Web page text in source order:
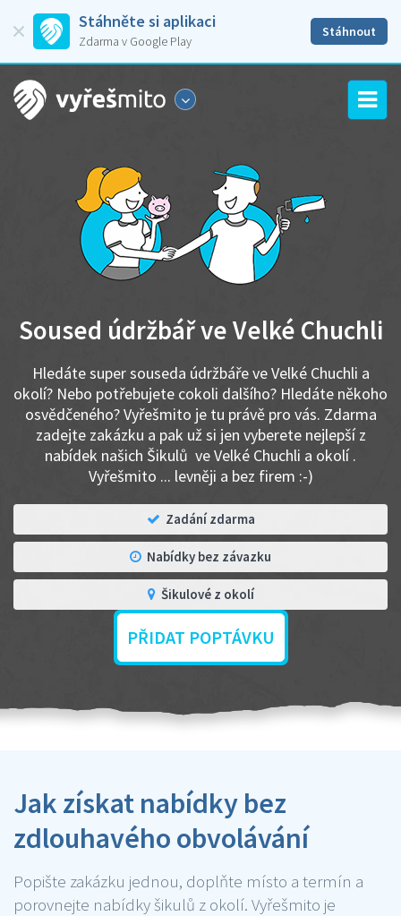
Stáhněte si aplikaci
Zdarma v Google Play
Stáhnout
Soused údržbář ve Velké Chuchli
Hledáte super souseda údržbáře ve Velké Chuchli a
okolí? Nebo potřebujete cokoli dalšího? Hledáte někoho
osvědčeného? Vyřešmito je tu právě pro vás. Zdarma
zadejte zakázku a pak už si jen vyberete nejlepší z
nabídek našich Šikulů ve Velké Chuchli a okolí .
Vyřešmito ... levněji a bez firem :-)
Zadání zdarma
Nabídky bez závazku
Šikulové z okolí
PŘIDAT POPTÁVKU
Jak získat nabídky bez
zdlouhavého obvolávání
Popište zakázku jednou, doplňte místo a termín a
porovnejte nabídky šikulů z okolí. Vyřešmito je